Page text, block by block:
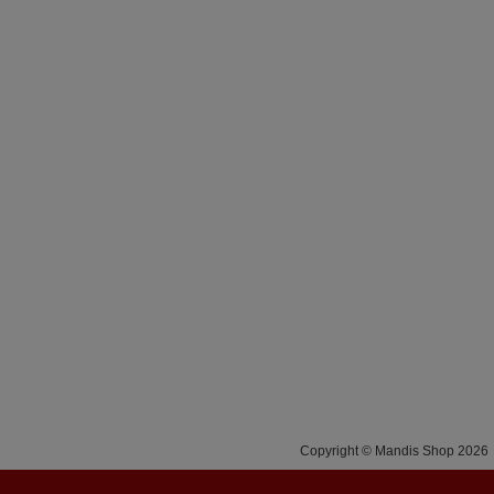
Copyright © Mandis Shop 2026